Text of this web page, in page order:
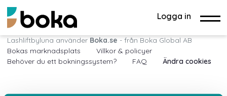
Logga in
Lashliftbyluna använder Boka.se - från Boka Global AB
Bokas marknadsplats
Villkor & policyer
Behöver du ett bokningssystem?
FAQ Ändra cookies